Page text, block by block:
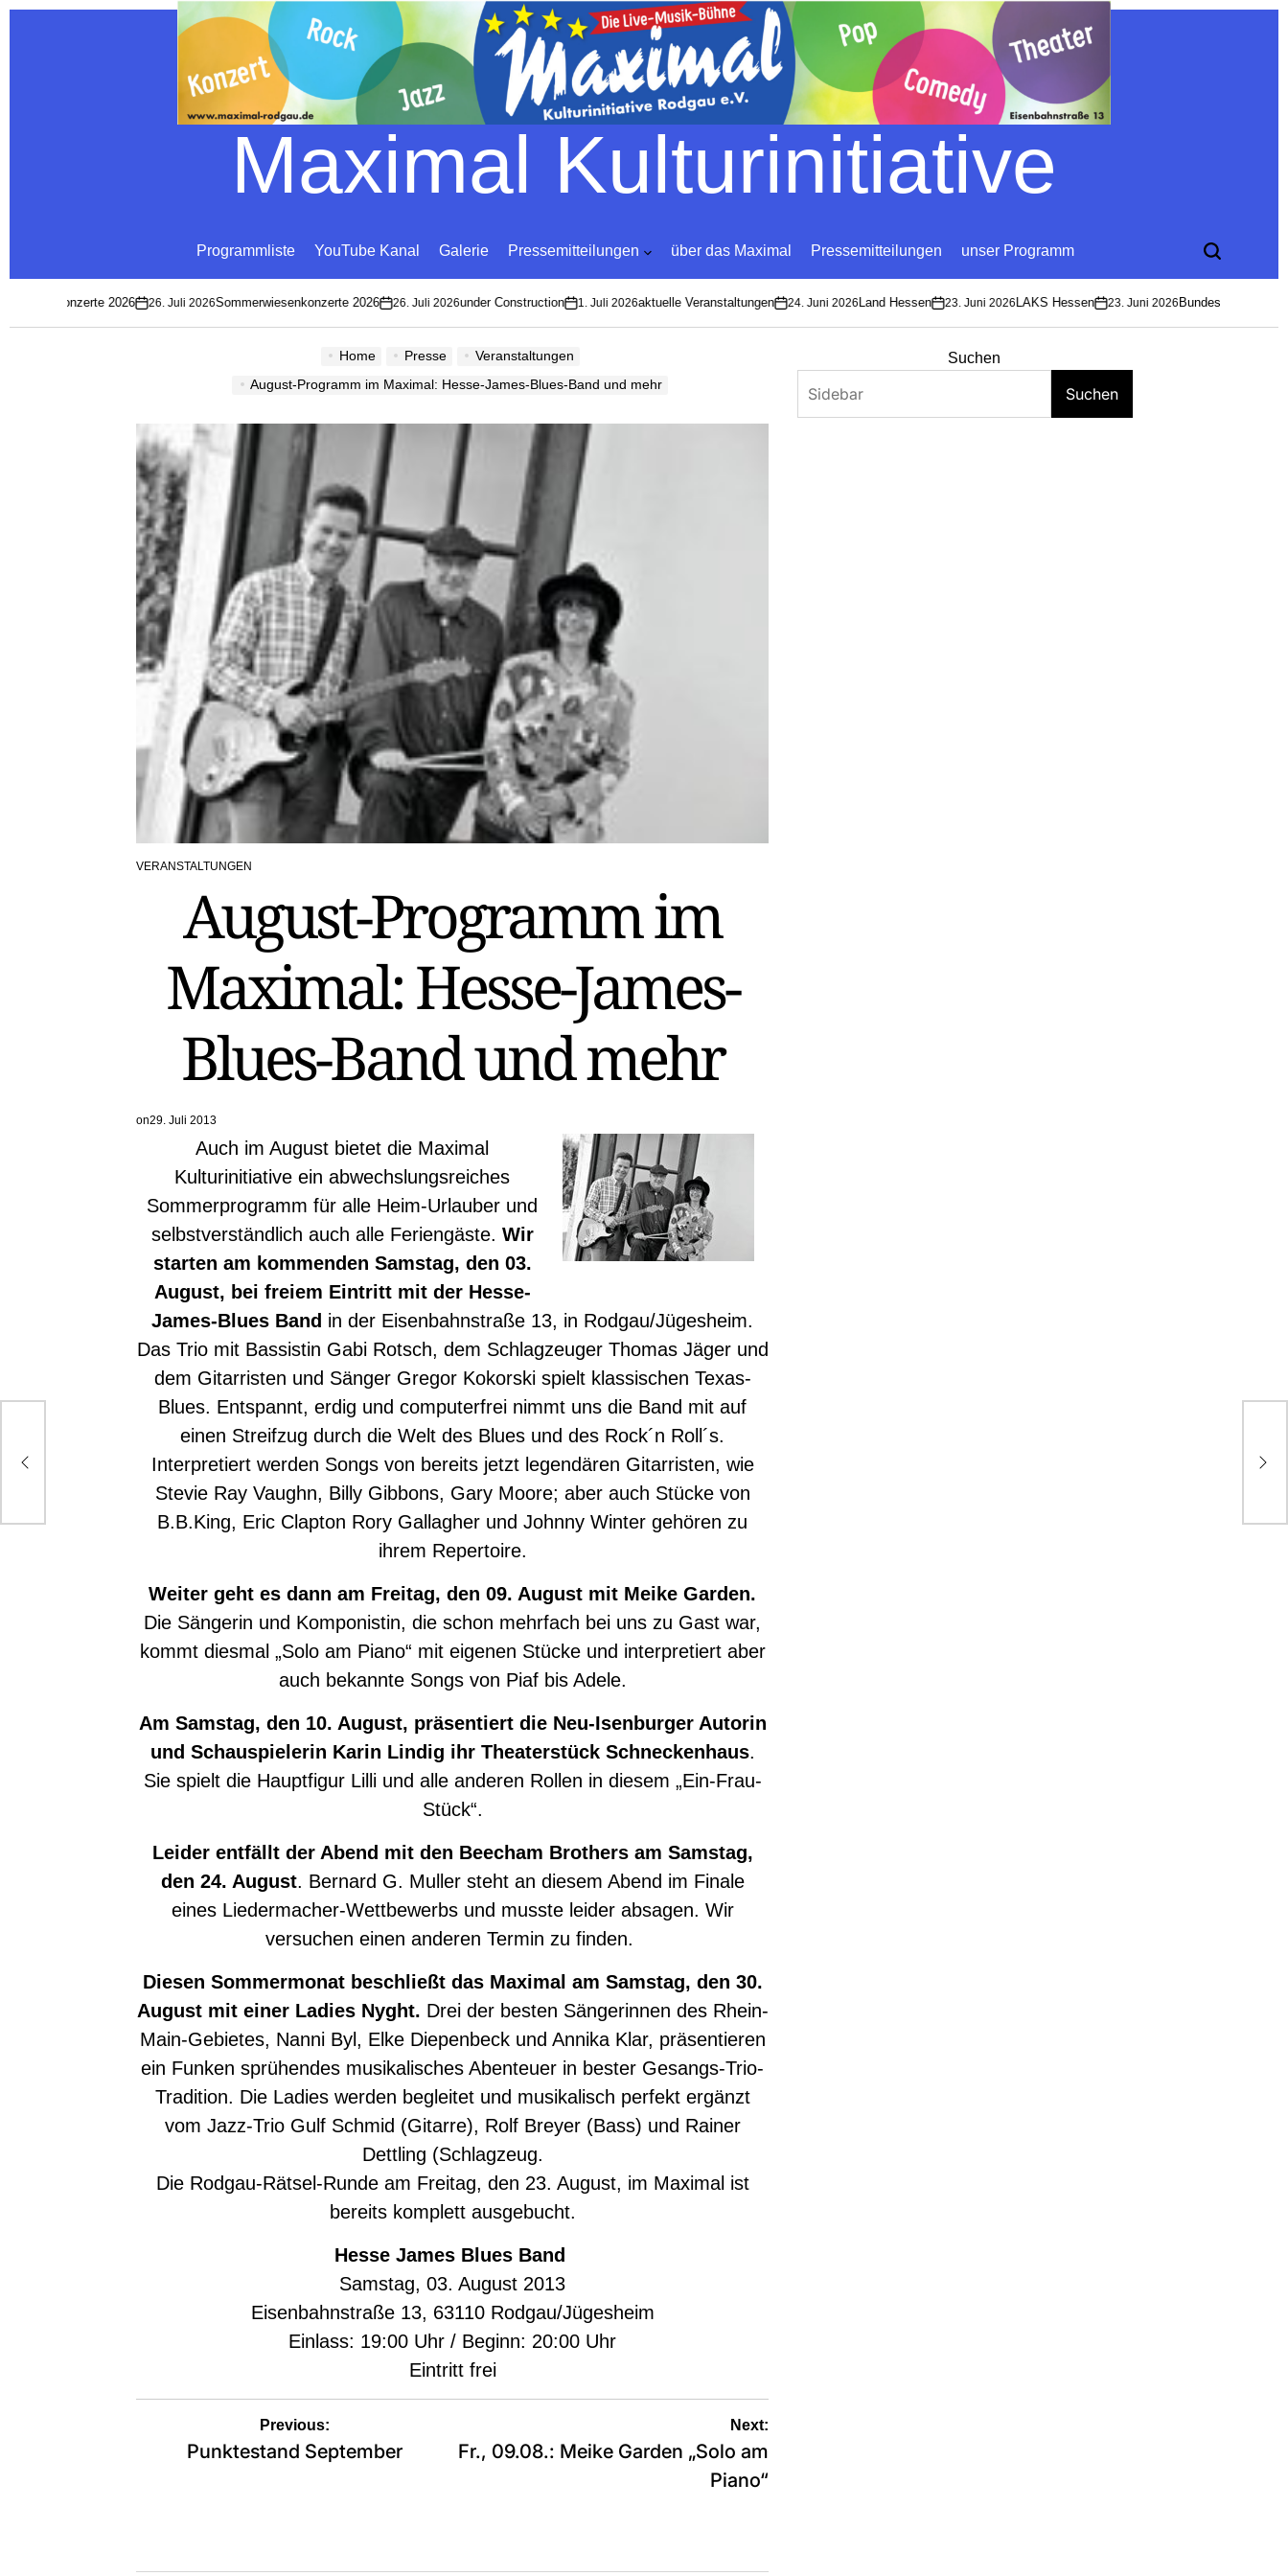
Skip
to
content
Maximal Kulturinitiative
Programmliste YouTube Kanal Galerie Pressemitteilungen über das Maximal Pressemitteilungen unser Programm
2026on
26. Juli 2026Sommerwiesenkonzerte 2026on
26. Juli 2026under Constructionon
1. Juli 2026aktuelle Veranstaltungenon
24. Juni 2026Land Hessenon
23. Juni 2026LAKS Hessenon
23. Juni 2026Bundesverband
Home Presse
Veranstaltungen
August-Programm im Maximal: Hesse-James-Blues-Band und mehr
POSTED
VERANSTALTUNGEN
August-Programm im
Maximal: Hesse-James-
Blues-Band und mehr
on29. Juli 2013
Auch im August bietet die Maximal
Kulturinitiative ein abwechslungsreiches
Sommerprogramm für alle Heim-Urlauber und
selbstverständlich auch alle Feriengäste. Wir
starten am kommenden Samstag, den 03.
August, bei freiem Eintritt mit der Hesse-
James-Blues Band in der Eisenbahnstraße 13, in Rodgau/Jügesheim.
Das Trio mit Bassistin Gabi Rotsch, dem Schlagzeuger Thomas Jäger und
dem Gitarristen und Sänger Gregor Kokorski spielt klassischen Texas-
Blues. Entspannt, erdig und computerfrei nimmt uns die Band mit auf
einen Streifzug durch die Welt des Blues und des Rock´n Roll´s.
Interpretiert werden Songs von bereits jetzt legendären Gitarristen, wie
Stevie Ray Vaughn, Billy Gibbons, Gary Moore; aber auch Stücke von
B.B.King, Eric Clapton Rory Gallagher und Johnny Winter gehören zu
ihrem Repertoire.
Weiter geht es dann am Freitag, den 09. August mit Meike Garden.
Die Sängerin und Komponistin, die schon mehrfach bei uns zu Gast war,
kommt diesmal „Solo am Piano“ mit eigenen Stücke und interpretiert aber
auch bekannte Songs von Piaf bis Adele.
Am Samstag, den 10. August, präsentiert die Neu-Isenburger Autorin
und Schauspielerin Karin Lindig ihr Theaterstück Schneckenhaus.
Sie spielt die Hauptfigur Lilli und alle anderen Rollen in diesem „Ein-Frau-
Stück“.
Leider entfällt der Abend mit den Beecham Brothers am Samstag,
den 24. August. Bernard G. Muller steht an diesem Abend im Finale
eines Liedermacher-Wettbewerbs und musste leider absagen. Wir
versuchen einen anderen Termin zu finden.
Diesen Sommermonat beschließt das Maximal am Samstag, den 30.
August mit einer Ladies Nyght. Drei der besten Sängerinnen des Rhein-
Main-Gebietes, Nanni Byl, Elke Diepenbeck und Annika Klar, präsentieren
ein Funken sprühendes musikalisches Abenteuer in bester Gesangs-Trio-
Tradition. Die Ladies werden begleitet und musikalisch perfekt ergänzt
vom Jazz-Trio Gulf Schmid (Gitarre), Rolf Breyer (Bass) und Rainer
Dettling (Schlagzeug.
Die Rodgau-Rätsel-Runde am Freitag, den 23. August, im Maximal ist
bereits komplett ausgebucht.
Hesse James Blues Band
Samstag, 03. August 2013
Eisenbahnstraße 13, 63110 Rodgau/Jügesheim
Einlass: 19:00 Uhr / Beginn: 20:00 Uhr
Eintritt frei
Beitragsnavigation
Previous:
Punktestand September
Next:
Fr., 09.08.: Meike Garden „Solo am
Piano“
Suchen
Suchen